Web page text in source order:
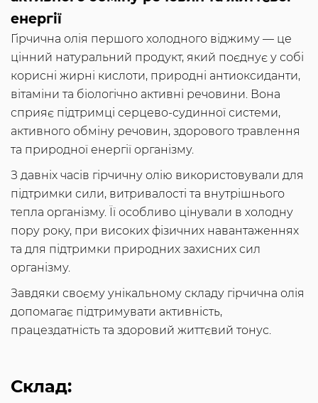
енергії
Гірчична олія першого холодного віджиму — це
цінний натуральний продукт, який поєднує у собі
корисні жирні кислоти, природні антиоксиданти,
вітаміни та біологічно активні речовини. Вона
сприяє підтримці серцево-судинної системи,
активного обміну речовин, здорового травлення
та природної енергії організму.
З давніх часів гірчичну олію використовували для
підтримки сили, витривалості та внутрішнього
тепла організму. Її особливо цінували в холодну
пору року, при високих фізичних навантаженнях
та для підтримки природних захисних сил
організму.
Завдяки своєму унікальному складу гірчична олія
допомагає підтримувати активність,
працездатність та здоровий життєвий тонус.
Склад: